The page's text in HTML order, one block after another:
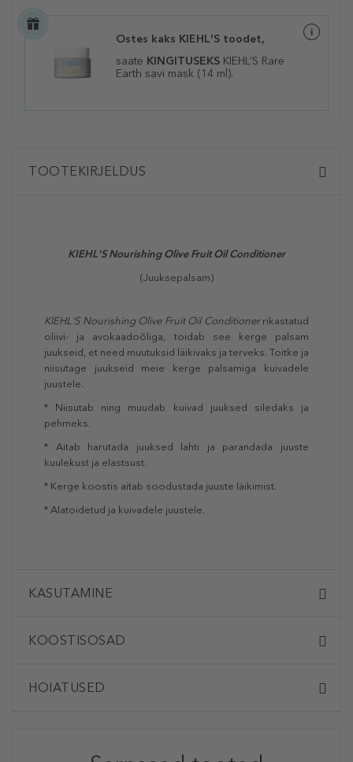
Ostes kaks KIEHL'S toodet,
saate KINGITUSEKS KIEHL’S Rare
Earth savi mask (14 ml).
TOOTEKIRJELDUS
KIEHL'S Nourishing Olive Fruit Oil Conditioner
(Juuksepalsam)
KIEHL'S Nourishing Olive Fruit Oil Conditioner rikastatud
oliivi- ja avokaadoõliga, toidab see kerge palsam
juukseid, et need muutuksid läikivaks ja terveks. Toitke ja
niisutage juukseid meie kerge palsamiga kuivadele
juustele.
* Niisutab ning muudab kuivad juuksed siledaks ja
pehmeks.
* Aitab harutada juuksed lahti ja parandada juuste
kuulekust ja elastsust.
* Kerge koostis aitab soodustada juuste läikimist.
* Alatoidetud ja kuivadele juustele.
KASUTAMINE
KOOSTISOSAD
HOIATUSED